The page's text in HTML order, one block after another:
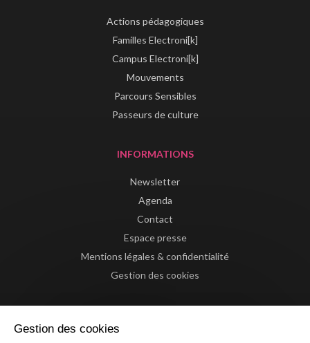
Actions pédagogiques
Familles Electroni[k]
Campus Electroni[k]
Mouvements
Parcours Sensibles
Passeurs de culture
INFORMATIONS
Newsletter
Agenda
Contact
Espace presse
Mentions légales & confidentialité
Gestion des cookies
Gestion des cookies